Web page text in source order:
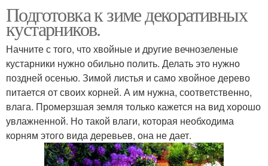
Подготовка к зиме декоративных
кустарников.
Начните с того, что хвойные и другие вечнозеленые
кустарники нужно обильно полить. Делать это нужно
поздней осенью. Зимой листья и само хвойное дерево
питается от своих корней. А им нужна, соответственно,
влага. Промерзшая земля только кажется на вид хорошо
увлажненной. Но такой влаги, которая необходима
корням этого вида деревьев, она не дает.